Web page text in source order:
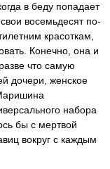
в беду попадает
восемьдесят по-
красоткам,
Конечно, она и
что самую
дочери, женское
набора
бы с мертвой
вокруг с каждым